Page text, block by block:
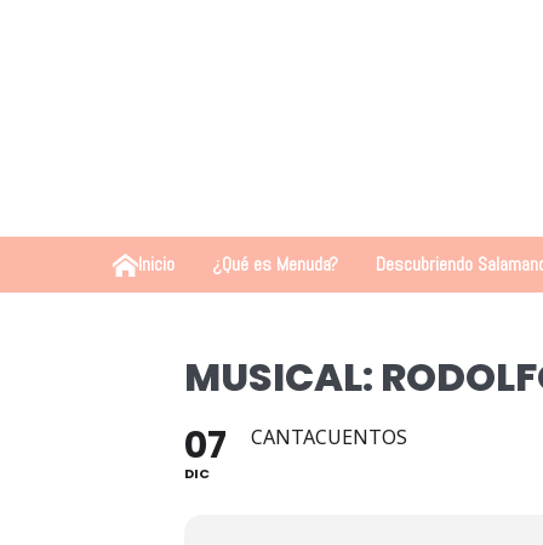
Inicio ¿Qué es Menuda? Descubriendo
MUSICAL:
07
DIC
CANTACUENTOS